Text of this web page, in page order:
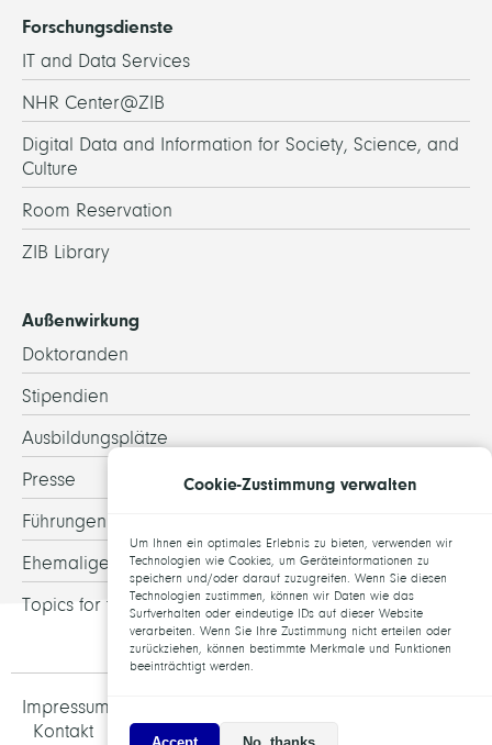
Forschungsdienste
IT and Data Services
NHR Center@ZIB
Digital Data and Information for Society, Science, and
Culture
Room Reservation
ZIB Library
Außenwirkung
Doktoranden
Stipendien
Ausbildungsplätze
Presse
Führungen
Ehemalige
Topics for theses
Impressum und Datenschutz
Kontakt
Cookie-Zustimmung verwalten
Um Ihnen ein optimales Erlebnis zu bieten, verwenden wir
Technologien wie Cookies, um Geräteinformationen zu
speichern und/oder darauf zuzugreifen. Wenn Sie diesen
Technologien zustimmen, können wir Daten wie das
Surfverhalten oder eindeutige IDs auf dieser Website
verarbeiten. Wenn Sie Ihre Zustimmung nicht erteilen oder
zurückziehen, können bestimmte Merkmale und Funktionen
beeinträchtigt werden.